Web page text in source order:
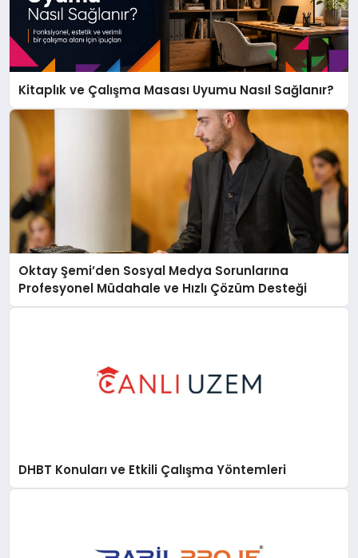
Kitaplık ve Çalışma Masası Uyumu Nasıl Sağlanır?
Oktay Şemi’den Sosyal Medya Sorunlarına
Profesyonel Müdahale ve Hızlı Çözüm Desteği
DHBT Konuları ve Etkili Çalışma Yöntemleri